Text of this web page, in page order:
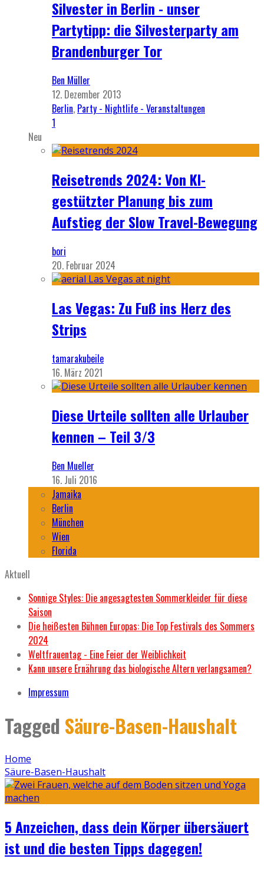
Silvester in Berlin - unser
Partytipp: die Silvesterparty am
Brandenburger Tor
Ben Müller
12. Dezember 2013
Berlin, Party - Nightlife - Veranstaltungen
1
Neu
Reisetrends 2024: Von KI-
gestützter Planung bis zum
Aufstieg der Slow Travel-Bewegung
bori
20. Februar 2024
Las Vegas: Zu Fuß ins Herz des
Strips
tamarakubeile
16. März 2021
Diese Urteile sollten alle Urlauber
kennen – Teil 3/3
Ben Mueller
16. Juli 2016
Jamaika
Berlin
München
Wien
Florida
Aktuell
Sonnige Styles: Die angesagtesten Sommerkleider für diese
Saison
Die heißesten Bühnen Europas: Die Top Festivals des Sommers
2024
Weltfrauentag - Eine Feier der Weiblichkeit
Kann unsere Ernährung das biologische Altern verlangsamen?
Impressum
Tagged Säure-Basen-Haushalt
Home
Säure-Basen-Haushalt
5 Anzeichen, dass dein Körper übersäuert
ist und die besten Tipps dagegen!